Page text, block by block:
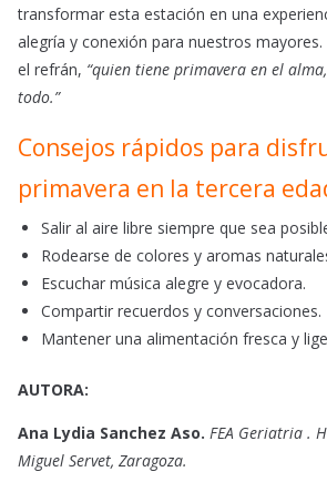
transformar esta estación en una
alegría y conexión para nuestros
el refrán, “quien tiene primavera en el
todo.”
Consejos rápidos para
primavera en la tercera
Salir al aire libre siempre que sea
Rodearse de colores y aromas
Escuchar música alegre y evocadora.
Compartir recuerdos y conversaciones.
Mantener una alimentación fresca y
AUTORA:
Ana Lydia Sanchez Aso. FEA Geriatria .
Miguel Servet, Zaragoza.